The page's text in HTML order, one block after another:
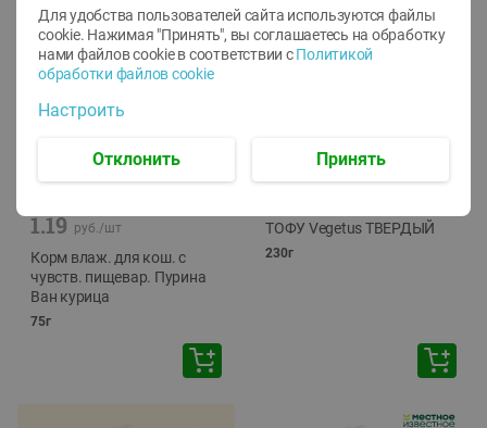
1.19 руб./шт
Корм влаж. для кош. с
чувств. пищевар. Пурина
Ван курица
75г
ТОФУ Vegetus ТВЕРДЫЙ
230г
Для удобства пользователей сайта используются файлы
cookie. Нажимая "Принять", вы соглашаетесь на обработку
нами файлов cookie в соответствии с Политикой
обработки файлов cookie
Настроить
Отклонить Принять